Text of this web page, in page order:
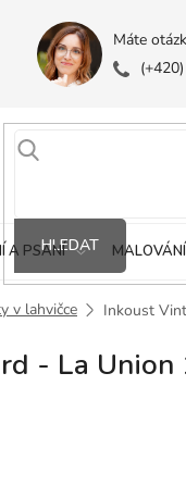
Máte
(+420)
HLEDAT
A PSANÍ MALOVÁNÍ
v lahvičce Inkoust
- La Union